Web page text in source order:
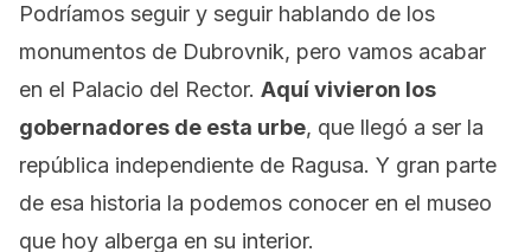
Podríamos seguir y seguir hablando de los
monumentos de Dubrovnik, pero vamos acabar
en el Palacio del Rector. Aquí vivieron los
gobernadores de esta urbe, que llegó a ser la
república independiente de Ragusa. Y gran parte
de esa historia la podemos conocer en el museo
que hoy alberga en su interior.